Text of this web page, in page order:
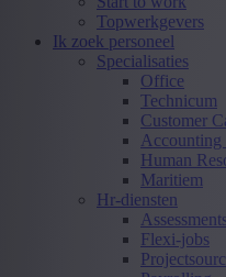
Topwerkgevers
Ik zoek personeel
Specialisaties
Office
Technicum
Customer
Accounting
Human
Maritiem
Hr-diensten
Assessments
Flexi-jobs